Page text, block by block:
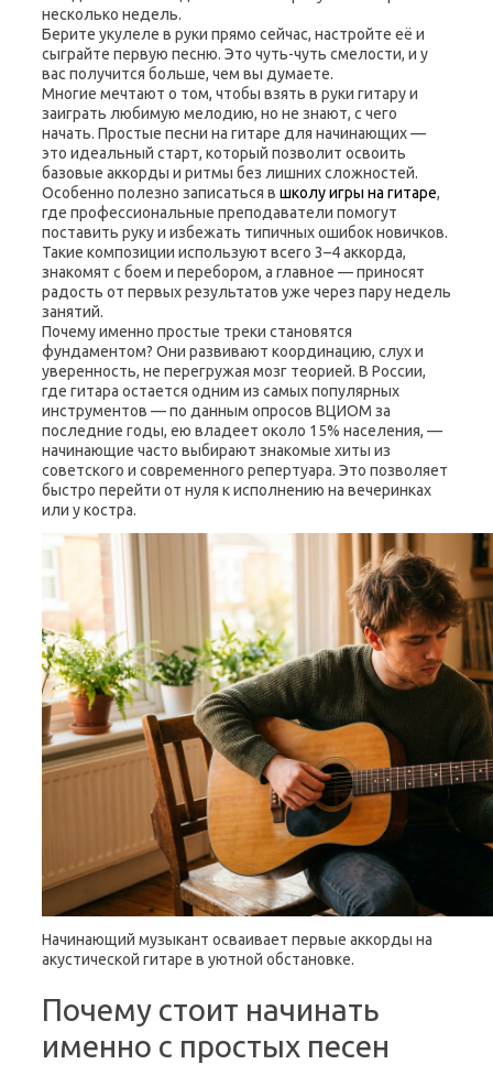
несколько недель.
Берите укулеле в руки прямо сейчас, настройте её и
сыграйте первую песню. Это чуть-чуть смелости, и у
вас получится больше, чем вы думаете.
Многие мечтают о том, чтобы взять в руки гитару и
заиграть любимую мелодию, но не знают, с чего
начать. Простые песни на гитаре для начинающих —
это идеальный старт, который позволит освоить
базовые аккорды и ритмы без лишних сложностей.
Особенно полезно записаться в школу игры на гитаре,
где профессиональные преподаватели помогут
поставить руку и избежать типичных ошибок новичков.
Такие композиции используют всего 3–4 аккорда,
знакомят с боем и перебором, а главное — приносят
радость от первых результатов уже через пару недель
занятий.
Почему именно простые треки становятся
фундаментом? Они развивают координацию, слух и
уверенность, не перегружая мозг теорией. В России,
где гитара остается одним из самых популярных
инструментов — по данным опросов ВЦИОМ за
последние годы, ею владеет около 15% населения, —
начинающие часто выбирают знакомые хиты из
советского и современного репертуара. Это позволяет
быстро перейти от нуля к исполнению на вечеринках
или у костра.
Начинающий музыкант осваивает первые аккорды на
акустической гитаре в уютной обстановке.
Почему стоит начинать
именно с простых песен